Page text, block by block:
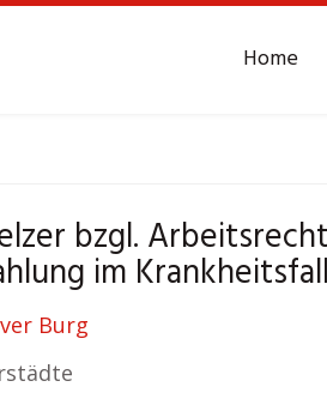
Home
bzgl.
im